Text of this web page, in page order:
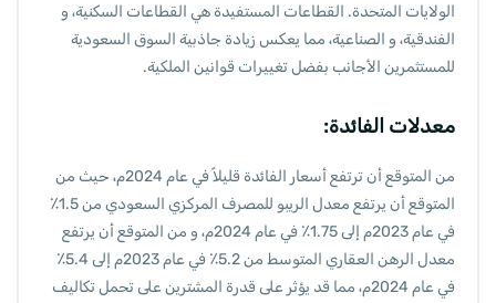
الولايات المتحدة. القطاعات المستفيدة هي القطاعات السكنية، و
الفندقية، و الصناعية، مما يعكس زيادة جاذبية السوق السعودية
للمستثمرين الأجانب بفضل تغييرات قوانين الملكية.
معدلات الفائدة:
من المتوقع أن ترتفع أسعار الفائدة قليلاً في عام 2024م، حيث من
المتوقع أن يرتفع معدل الريبو للمصرف المركزي السعودي من 1.5٪
في عام 2023م إلى 1.75٪ في عام 2024م، و من المتوقع أن يرتفع
معدل الرهن العقاري المتوسط من 5.2٪ في عام 2023م إلى 5.4٪
في عام 2024م، مما قد يؤثر على قدرة المشترين على تحمل تكاليف